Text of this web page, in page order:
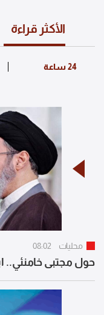
الأكثر قراءة
محليات 08:02
حول مجتبى خامنئي..